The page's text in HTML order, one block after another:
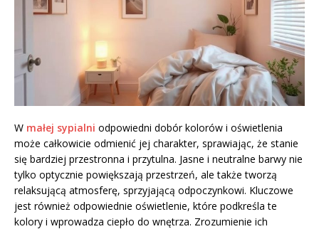
W małej sypialni odpowiedni dobór kolorów i oświetlenia
może całkowicie odmienić jej charakter, sprawiając, że stanie
się bardziej przestronna i przytulna. Jasne i neutralne barwy nie
tylko optycznie powiększają przestrzeń, ale także tworzą
relaksującą atmosferę, sprzyjającą odpoczynkowi. Kluczowe
jest również odpowiednie oświetlenie, które podkreśla te
kolory i wprowadza ciepło do wnętrza. Zrozumienie ich